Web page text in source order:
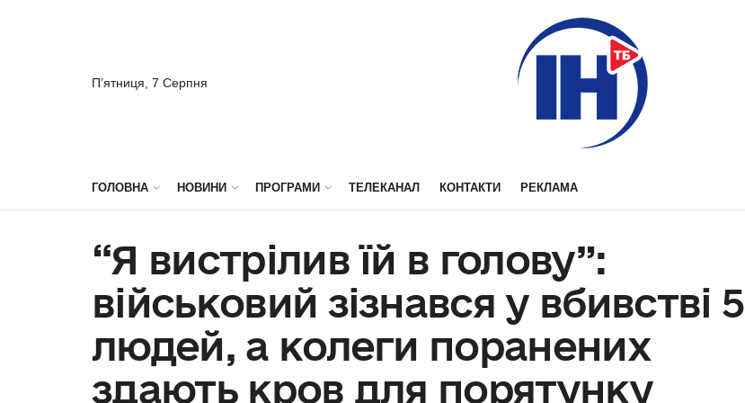
П’ятниця, 7 Серпня
ГОЛОВНА НОВИНИ ПРОГРАМИ ТЕЛЕКАНАЛ КОНТАКТИ РЕКЛАМА
“Я вистрілив їй в голову”:
військовий зізнався у вбивстві 5
людей, а колеги поранених
здають кров для порятунку